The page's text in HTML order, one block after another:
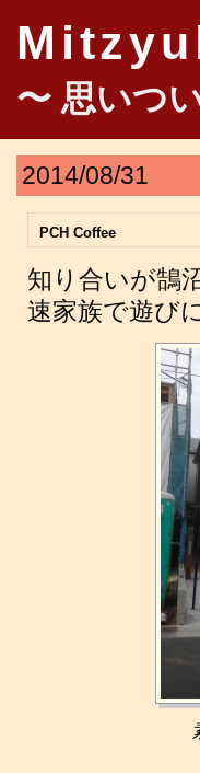
〜 思いつ
2014/08/31
PCH Coffee
知り合いが鵠
速家族で遊び